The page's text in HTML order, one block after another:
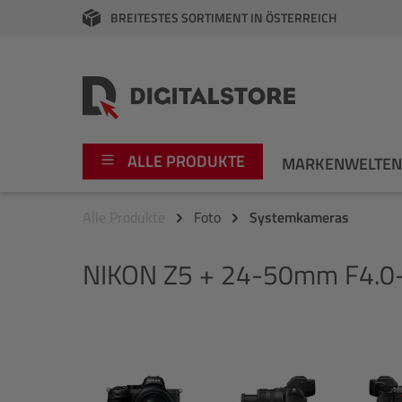
Zur Hauptnavigation springen
BREITESTES SORTIMENT IN ÖSTERREICH
ALLE PRODUKTE MARKENWELTEN
Video
Fujifilm
Alle Produkte Foto Systemkameras
NIKON Z5 + 24-50mm